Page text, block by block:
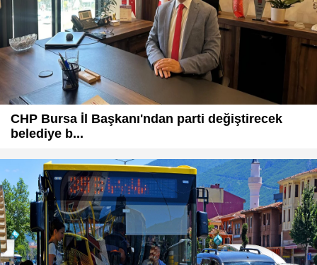
CHP Bursa İl Başkanı'ndan parti değiştirecek
belediye b...